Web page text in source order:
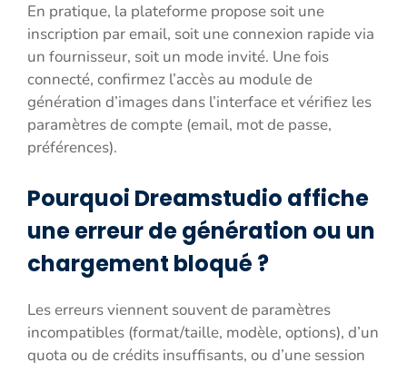
En pratique, la plateforme propose soit une
inscription par email, soit une connexion rapide via
un fournisseur, soit un mode invité. Une fois
connecté, confirmez l’accès au module de
génération d’images dans l’interface et vérifiez les
paramètres de compte (email, mot de passe,
préférences).
Pourquoi Dreamstudio affiche
une erreur de génération ou un
chargement bloqué ?
Les erreurs viennent souvent de paramètres
incompatibles (format/taille, modèle, options), d’un
quota ou de crédits insuffisants, ou d’une session